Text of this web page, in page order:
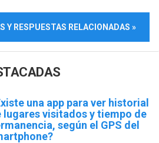
Y RESPUESTAS RELACIONADAS »
una app para ver historial
lugares visitados y tiempo de
según el GPS del